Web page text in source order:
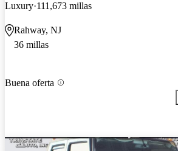
Luxury 111,673 millas
Rahway, NJ
36 millas
Buena oferta